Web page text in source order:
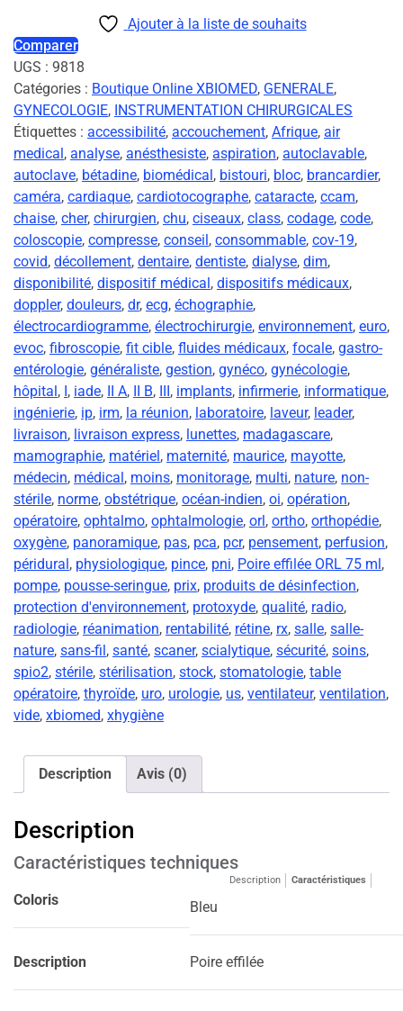
Ajouter à la liste de souhaits
Comparer
UGS : 9818
Catégories : Boutique Online XBIOMED, GENERALE,
GYNECOLOGIE, INSTRUMENTATION CHIRURGICALES
Étiquettes : accessibilité, accouchement, Afrique, air
medical, analyse, anésthesiste, aspiration, autoclavable,
autoclave, bétadine, biomédical, bistouri, bloc, brancardier,
caméra, cardiaque, cardiotocographe, cataracte, ccam,
chaise, cher, chirurgien, chu, ciseaux, class, codage, code,
coloscopie, compresse, conseil, consommable, cov-19,
covid, décollement, dentaire, dentiste, dialyse, dim,
disponibilité, dispositif médical, dispositifs médicaux,
doppler, douleurs, dr, ecg, échographie,
électrocardiogramme, électrochirurgie, environnement, euro,
evoc, fibroscopie, fit cible, fluides médicaux, focale, gastro-
entérologie, généraliste, gestion, gynéco, gynécologie,
hôpital, I, iade, II A, II B, III, implants, infirmerie, informatique,
ingénierie, ip, irm, la réunion, laboratoire, laveur, leader,
livraison, livraison express, lunettes, madagascare,
mamographie, matériel, maternité, maurice, mayotte,
médecin, médical, moins, monitorage, multi, nature, non-
stérile, norme, obstétrique, océan-indien, oi, opération,
opératoire, ophtalmo, ophtalmologie, orl, ortho, orthopédie,
oxygène, panoramique, pas, pca, pcr, pensement, perfusion,
péridural, physiologique, pince, pni, Poire effilée ORL 75 ml,
pompe, pousse-seringue, prix, produits de désinfection,
protection d'environnement, protoxyde, qualité, radio,
radiologie, réanimation, rentabilité, rétine, rx, salle, salle-
nature, sans-fil, santé, scaner, scialytique, sécurité, soins,
spio2, stérile, stérilisation, stock, stomatologie, table
opératoire, thyroïde, uro, urologie, us, ventilateur, ventilation,
vide, xbiomed, xhygiène
Description Avis (0)
Description
Caractéristiques techniques
Description Caractéristiques
Coloris Bleu
Description Poire effilée